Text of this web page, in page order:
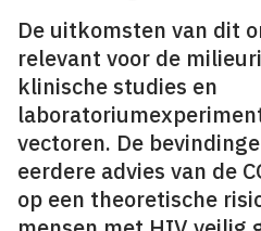
De uitkomsten van dit
relevant voor de
klinische studies en
vectoren. De
eerdere advies van de
op een theoretische